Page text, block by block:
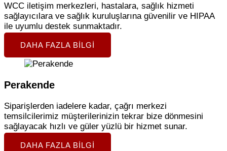
WCC iletişim merkezleri, hastalara, sağlık hizmeti
sağlayıcılara ve sağlık kuruluşlarına güvenilir ve HIPAA
ile uyumlu destek sunmaktadır.
DAHA FAZLA BILGI
Perakende
Siparişlerden iadelere kadar, çağrı merkezi
temsilcilerimiz müşterilerinizin tekrar bize dönmesini
sağlayacak hızlı ve güler yüzlü bir hizmet sunar.
DAHA FAZLA BILGI